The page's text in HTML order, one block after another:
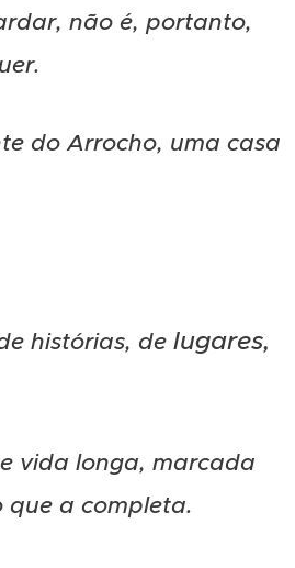
não é, portanto,
do Arrocho, uma casa
histórias, de lugares,
vida longa, marcada
que a completa.